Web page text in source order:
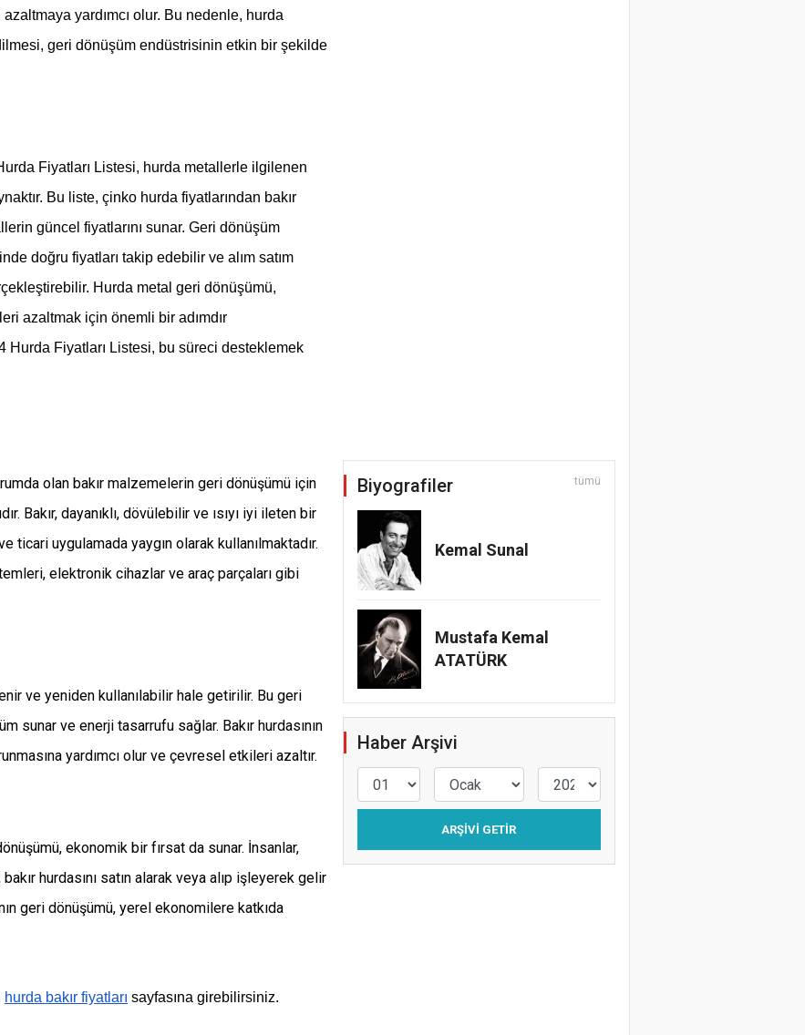
yardımcı olur. Bu nedenle, hurda
geri dönüşüm endüstrisinin etkin bir şekilde
Fiyatları Listesi, hurda metallerle ilgilenen
Bu liste, çinko hurda fiyatlarından bakır
güncel fiyatlarını sunar. Geri dönüşüm
doğru fiyatları takip edebilir ve alım satım
Hurda metal geri dönüşümü,
azaltmak için önemli bir adımdır
Hurda Fiyatları Listesi, bu süreci desteklemek
olan bakır malzemelerin geri dönüşümü için
Bakır, dayanıklı, dövülebilir ve ısıyı iyi ileten bir
uygulamada yaygın olarak kullanılmaktadır.
elektronik cihazlar ve araç parçaları gibi
ve yeniden kullanılabilir hale getirilir. Bu geri
sunar ve enerji tasarrufu sağlar. Bakır hurdasının
yardımcı olur ve çevresel etkileri azaltır.
ekonomik bir fırsat da sunar. İnsanlar,
hurdasını satın alarak veya alıp işleyerek gelir
geri dönüşümü, yerel ekonomilere katkıda
hurda bakır fiyatları sayfasına girebilirsiniz.
Biyografiler tümü
Kemal Sunal
Mustafa Kemal
ATATÜRK
Haber Arşivi
ARŞIVI GETIR